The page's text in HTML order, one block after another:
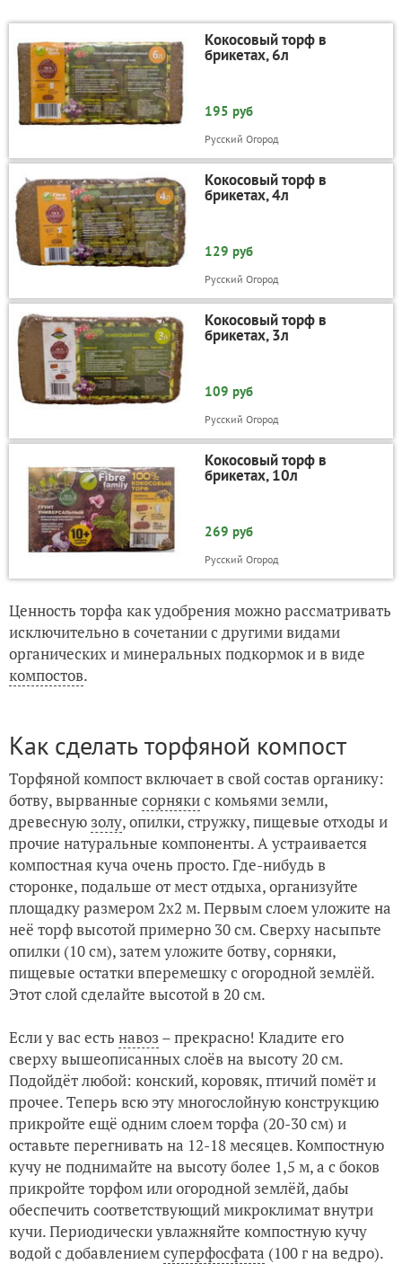
Кокосовый торф в
брикетах, 6л
195 руб
Русский Огород
Кокосовый торф в
брикетах, 4л
129 руб
Русский Огород
Кокосовый торф в
брикетах, 3л
109 руб
Русский Огород
Кокосовый торф в
брикетах, 10л
269 руб
Русский Огород
Ценность торфа как удобрения можно рассматривать
исключительно в сочетании с другими видами
органических и минеральных подкормок и в виде
компостов.
Как сделать торфяной компост
Торфяной компост включает в свой состав органику:
ботву, вырванные сорнякис комьями земли,
древесную золу, опилки, стружку, пищевые отходы и
прочие натуральные компоненты. А устраивается
компостная куча очень просто. Где-нибудь в
сторонке, подальше от мест отдыха, организуйте
площадку размером 2х2 м. Первым слоем уложите на
неё торф высотой примерно 30 см. Сверху насыпьте
опилки (10 см), затем уложите ботву, сорняки,
пищевые остатки вперемешку с огородной землёй.
Этот слой сделайте высотой в 20 см.
Если у вас есть навоз – прекрасно! Кладите его
сверху вышеописанных слоёв на высоту 20 см.
Подойдёт любой: конский, коровяк, птичий помёт и
прочее. Теперь всю эту многослойную конструкцию
прикройте ещё одним слоем торфа (20-30 см) и
оставьте перегнивать на 12-18 месяцев. Компостную
кучу не поднимайте на высоту более 1,5 м, а с боков
прикройте торфом или огородной землёй, дабы
обеспечить соответствующий микроклимат внутри
кучи. Периодически увлажняйте компостную кучу
водой с добавлениемсуперфосфата (100 г на ведро).